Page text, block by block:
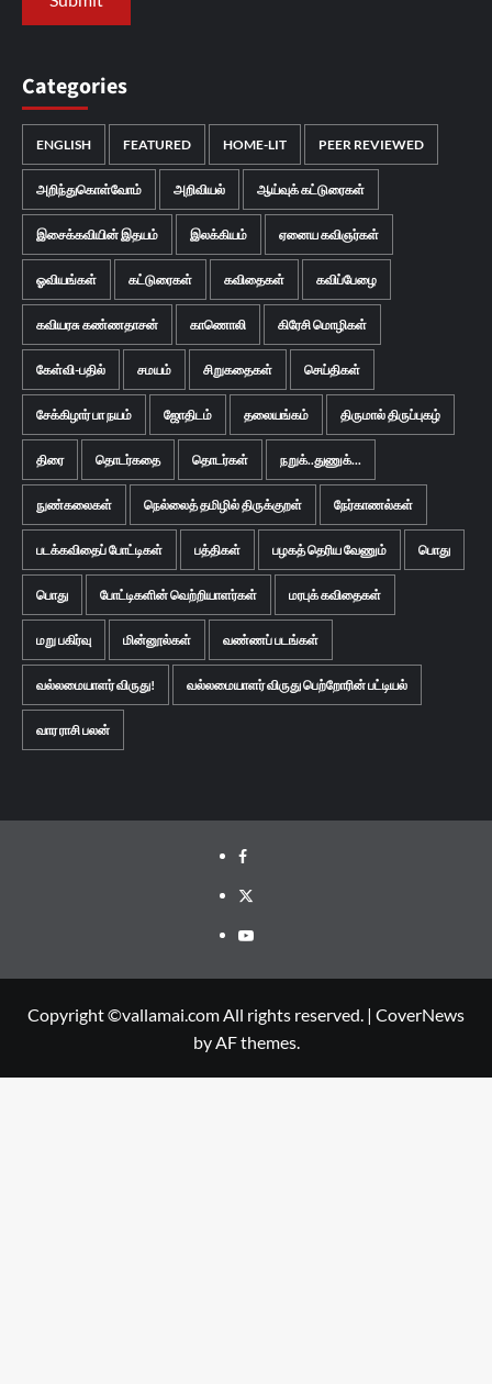
Categories
ENGLISH FEATURED HOME-LIT PEER REVIEWED
அறிந்துகொள்வோம் அறிவியல் ஆய்வுக் கட்டுரைகள்
இசைக்கவியின் இதயம் இலக்கியம் ஏனைய கவிஞர்கள்
ஓவியங்கள் கட்டுரைகள் கவிதைகள் கவிப்பேழை
கவியரசு கண்ணதாசன் காணொலி கிரேசி மொழிகள்
கேள்வி-பதில் சமயம் சிறுகதைகள் செய்திகள்
சேக்கிழார் பா நயம் ஜோதிடம் தலையங்கம் திருமால் திருப்புகழ்
திரை தொடர்கதை தொடர்கள் நறுக்..துணுக்...
நுண்கலைகள் நெல்லைத் தமிழில் திருக்குறள் நேர்காணல்கள்
படக்கவிதைப் போட்டிகள் பத்திகள் பழகத் தெரிய வேணும் பொது
பொது போட்டிகளின் வெற்றியாளர்கள் மரபுக் கவிதைகள்
மறு பகிர்வு மின்னூல்கள் வண்ணப் படங்கள்
வல்லமையாளர் விருது! வல்லமையாளர் விருது பெற்றோரின் பட்டியல்
வார ராசி பலன்
Facebook
Twitter
Youtube
Copyright ©vallamai.com All rights reserved. | CoverNews
by AF themes.